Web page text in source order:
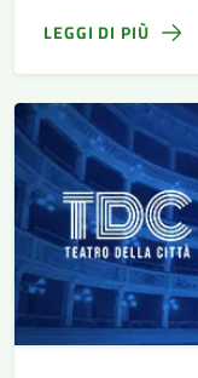
LEGGI DI PIÙ